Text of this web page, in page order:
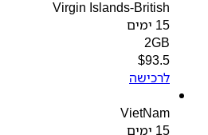
Virgin Islands-British
2GB
$93.5
לרכישה
VietNam